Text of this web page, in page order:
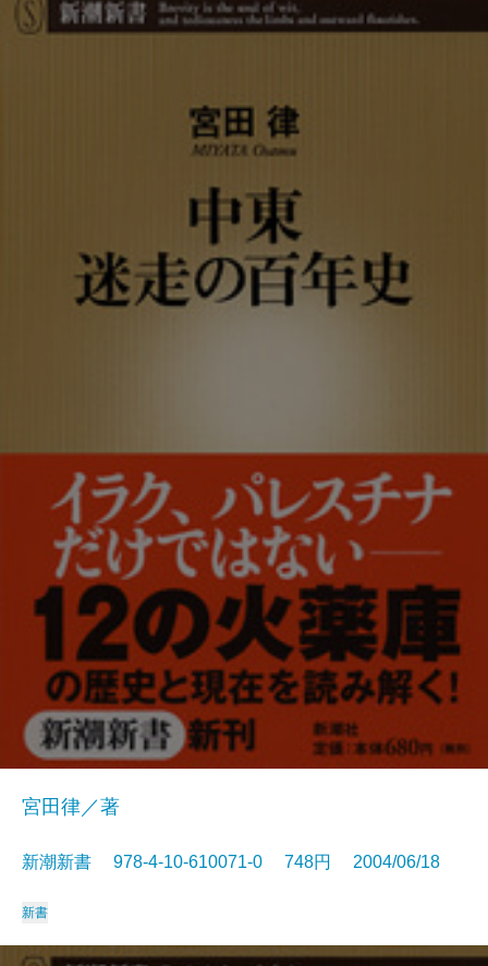
宮田律／著
新潮新書 978-4-10-610071-0 748円 2004/06/18
新書